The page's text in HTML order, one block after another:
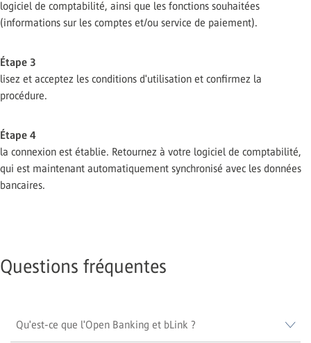
logiciel de comptabilité, ainsi que les fonctions souhaitées
(informations sur les comptes et/ou service de paiement).
Étape 3
lisez et acceptez les conditions d'utilisation et confirmez la
procédure.
Étape 4
la connexion est établie. Retournez à votre logiciel de comptabilité,
qui est maintenant automatiquement synchronisé avec les données
bancaires.
Questions fréquentes
Qu'est-ce que l'Open Banking et bLink ?